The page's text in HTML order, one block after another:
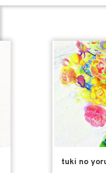
tuki no